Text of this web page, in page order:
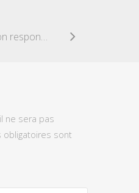
Lettre de motivation responsable des Achats
ne sera pas
obligatoires sont